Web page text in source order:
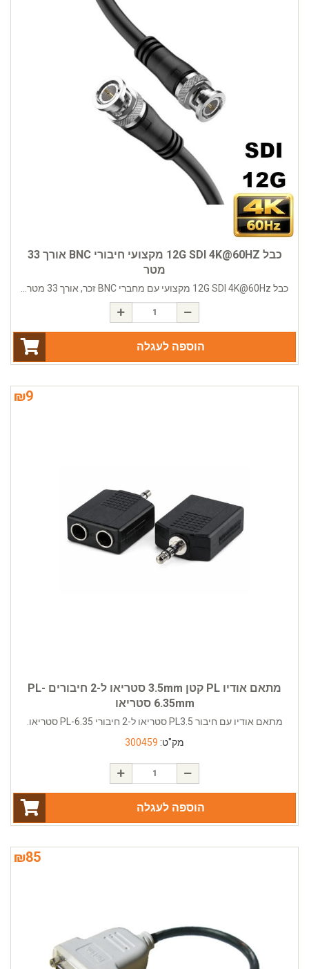
כבל 12G SDI 4K@60HZ מקצועי חיבורי BNC אורך 33
מטר
כבל 12G SDI 4K@60Hz מקצועי עם מחברי BNC זכר, אורך 33 מטר...
הוספה לעגלה
₪9
מתאם אודיו PL קטן 3.5mm סטריאו ל-2 חיבורים PL-
6.35mm סטריאו
מתאם אודיו עם חיבור PL3.5 סטריאו ל-2 חיבורי PL-6.35 סטריאו.
מק"ט: 300459
הוספה לעגלה
₪85